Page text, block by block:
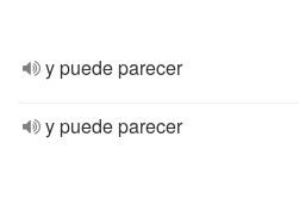
y puede parecer
y puede parecer